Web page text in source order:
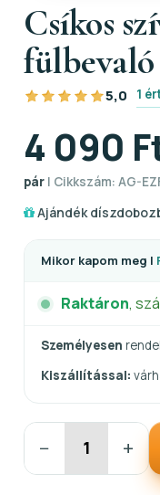
Csíkos
fülbevaló
5,0 1
4 090
pár | Cikkszám: AG-
Ajándék
Mikor kapom meg |
Raktáron,
Személyesen
Kiszállítással:
− +